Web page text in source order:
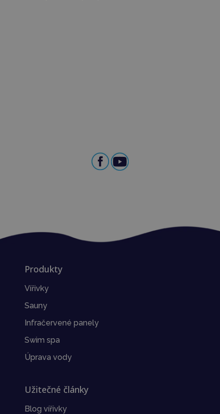
Produkty
Vířivky
Sauny
Infračervené panely
Swim spa
Úprava vody
Užitečné články
Blog vířivky